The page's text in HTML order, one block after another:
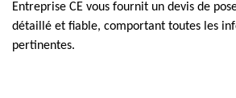
Entreprise CE vous fournit un devis de
détaillé et fiable, comportant toutes les
pertinentes.